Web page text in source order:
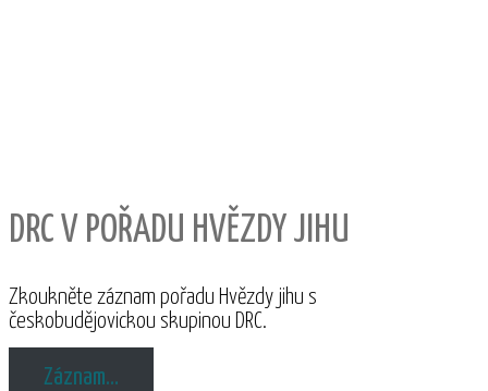
DRC V POŘADU HVĚZDY JIHU
Zkoukněte záznam pořadu Hvězdy jihu s
českobudějovickou skupinou DRC.
Záznam…